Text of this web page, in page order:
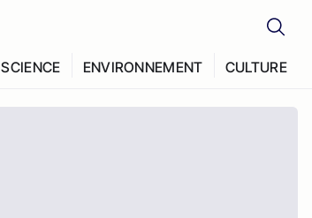
SCIENCE ENVIRONNEMENT CULTURE